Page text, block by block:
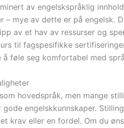
av engelskspråklig
mye av dette er på engelsk.
av et hav av ressurser og
til fagspesifikke
føle seg komfortabel med
hovedspråk, men mange
engelskkunnskaper.
krav eller en fordel. Om du